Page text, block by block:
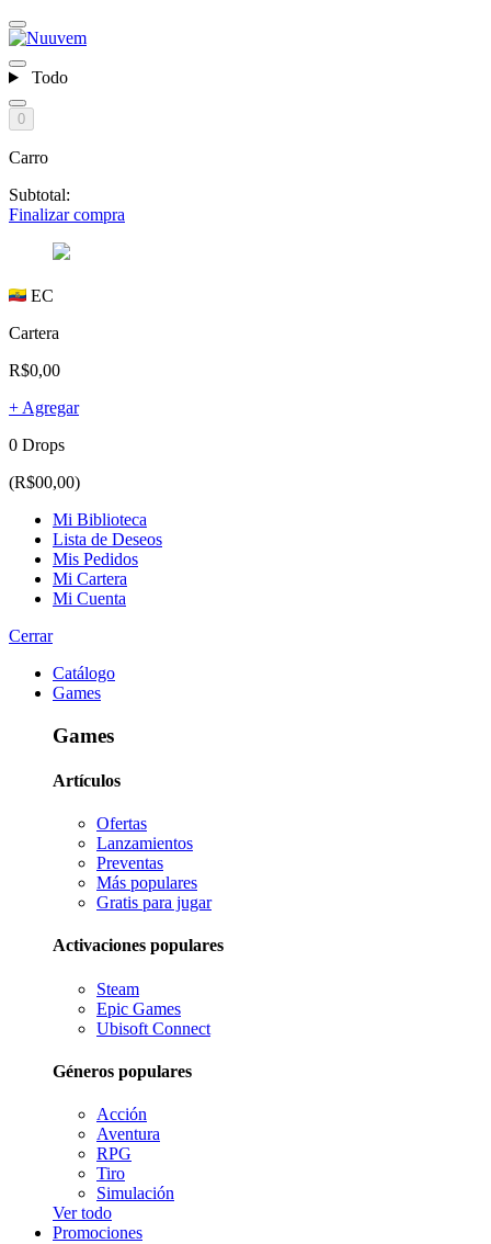
Todo
0
Carro
Subtotal:
Finalizar compra
EC
Cartera
R$0,00
+ Agregar
0 Drops
(R$00,00)
Mi Biblioteca
Lista de Deseos
Mis Pedidos
Mi Cartera
Mi Cuenta
Cerrar
Catálogo
Games
Games
Artículos
Ofertas
Lanzamientos
Preventas
Más populares
Gratis para jugar
Activaciones populares
Steam
Epic Games
Ubisoft Connect
Géneros populares
Acción
Aventura
RPG
Tiro
Simulación
Ver todo
Promociones